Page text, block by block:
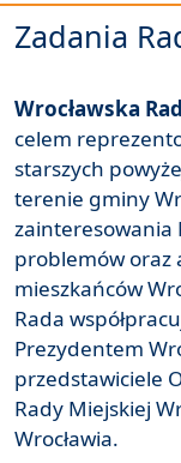
Zadania
Wrocławska
celem
starszych
terenie gminy
zainteresowania
problemów oraz
mieszkańców
Rada
Prezydentem
przedstawiciele
Rady Miejskiej
Wrocławia.